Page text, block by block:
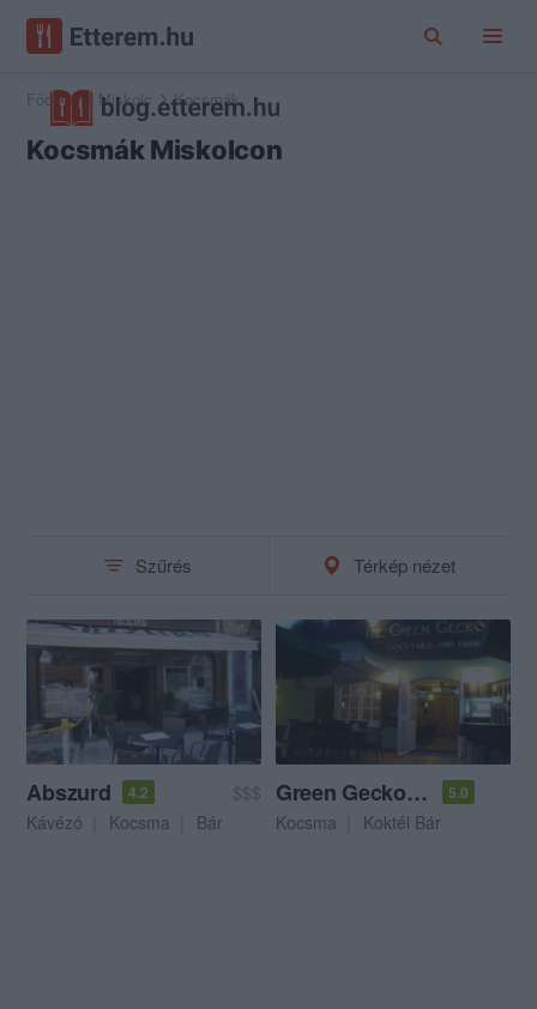
Főoldal Miskolc Kocsmák
Kocsmák Miskolcon
Szűrés Térkép nézet
Abszurd 4.2
$$$
Kávézó
Kocsma Bár
Green Gecko Bar 5.0
Kocsma Koktél Bár